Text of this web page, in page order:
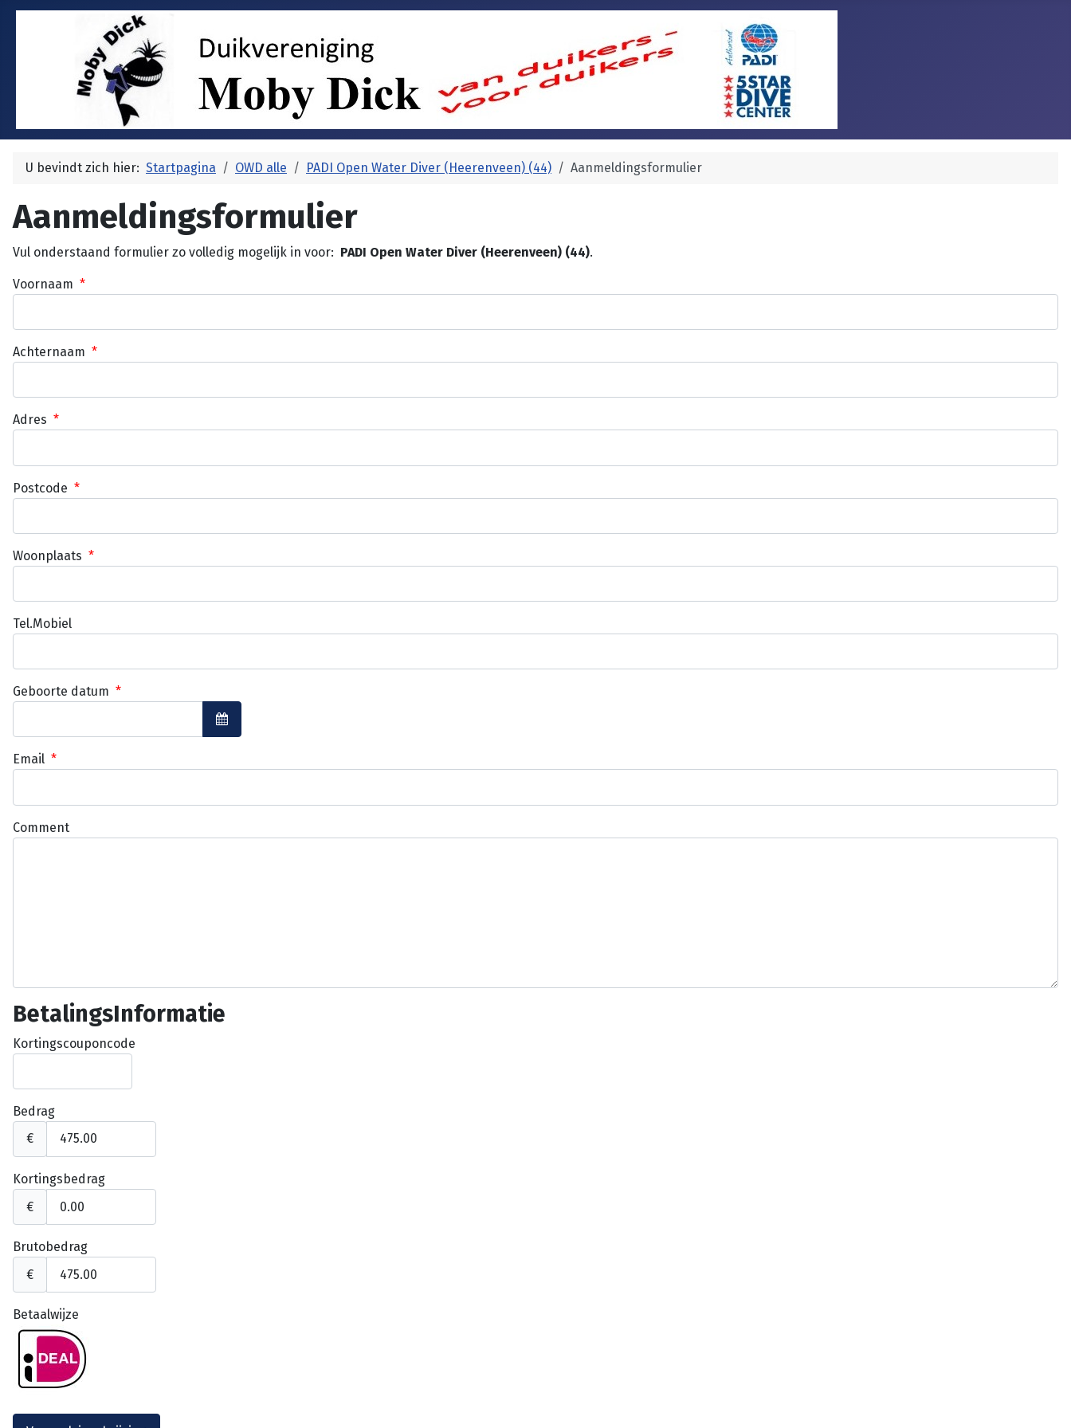
U bevindt zich hier: Startpagina OWD alle PADI Open Water Diver (Heerenveen) (44) Aanmeldingsformulier
Aanmeldingsformulier
Vul onderstaand formulier zo volledig mogelijk in voor: PADI Open Water Diver (Heerenveen) (44).
Voornaam *
Achternaam *
Adres *
Postcode *
Woonplaats *
Tel.Mobiel
Geboorte datum *
Open de kalender
Email *
Comment
BetalingsInformatie
Kortingscouponcode
Bedrag
€
Kortingsbedrag
€
Brutobedrag
€
Betaalwijze